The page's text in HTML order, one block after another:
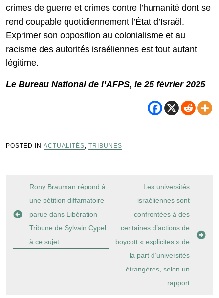
crimes de guerre et crimes contre l’humanité dont se
rend coupable quotidiennement l’État d’Israël.
Exprimer son opposition au colonialisme et au
racisme des autorités israéliennes est tout autant
légitime.
Le Bureau National de l’AFPS, le 25 février 2025
POSTED IN ACTUALITÉS, TRIBUNES
Navigation
l’article
Rony Brauman répond à
une pétition diffamatoire
parue dans Libération –
Tribune de Sylvain Cypel
à ce sujet
Les universités
israéliennes sont
confrontées à des
centaines d’actions de
boycott « explicites » de
la part d’universités
étrangères, selon un
rapport